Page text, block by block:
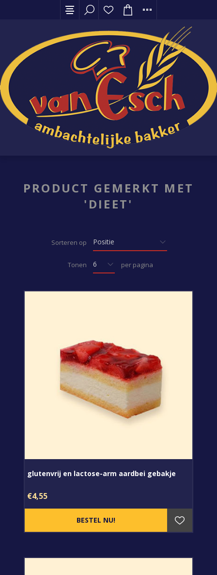
PRODUCT GEMERKT MET
'DIEET'
Sorteren op
Tonen per pagina
glutenvrij en lactose-arm aardbei gebakje
€4,55